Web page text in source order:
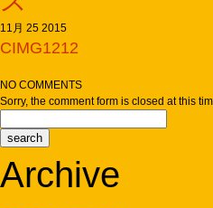
11月 25 2015
CIMG1212
NO COMMENTS
Sorry, the comment form is closed at this
Archive